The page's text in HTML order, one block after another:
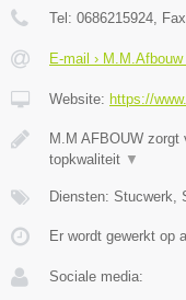
Tel: 0686215924,
E-mail ›
Website: https://
M.M AFBOUW
topkwaliteit ▼
Diensten: Stucwerk,
Er wordt gewerkt op
Sociale media: